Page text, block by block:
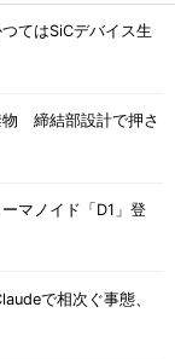
てはSiCデバイス生
物 締結部設計で押さ
マノイド「D1」登
で相次ぐ事態、